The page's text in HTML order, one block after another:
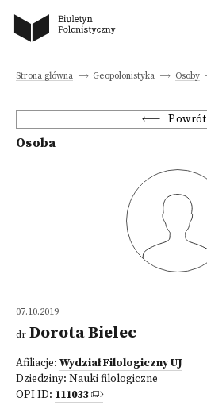
Strona główna Geopolonistyka Osoby
Powrót
Osoba
07.10.2019
dr Dorota Bielec
Afiliacje: Wydział Filologiczny UJ
Dziedziny: Nauki filologiczne
OPI ID: 111033